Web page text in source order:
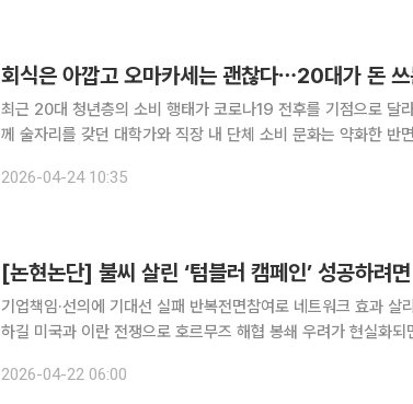
회식은 아깝고 오마카세는 괜찮다⋯20대가 돈
최근 20대 청년층의 소비 행태가 코로나19 전후를 기점으로 달
께 술자리를 갖던 대학가와 직장 내 단체 소비 문화는 약화한 반
개된 유튜브 채널 이투데이TV 'T 같은 F'(연출 김성현)
2026-04-24 10:35
[논현논단] 불씨 살린 ‘텀블러 캠페인’ 성공하려면
기업책임·선의에 기대선 실패 반복전면참여로 네트워크 효과 살
하길 미국과 이란 전쟁으로 호르무즈 해협 봉쇄 우려가 현실화되면서 환율과 에너지 측면에서 큰 위
봉투 사재기 현상과 함께 당장 포장재가 부족해서 라면도 먹기 어
2026-04-22 06:00